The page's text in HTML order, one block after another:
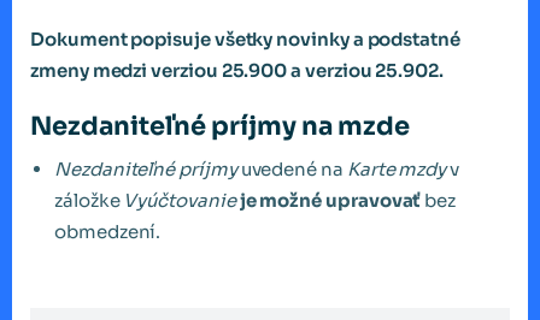
Dokument popisuje všetky novinky a podstatné
zmeny medzi verziou 25.900 a verziou 25.902.
Nezdaniteľné príjmy na mzde
Nezdaniteľné príjmyuvedené na Karte mzdyv
záložke Vyúčtovanieje možné upravovať bez
obmedzení.